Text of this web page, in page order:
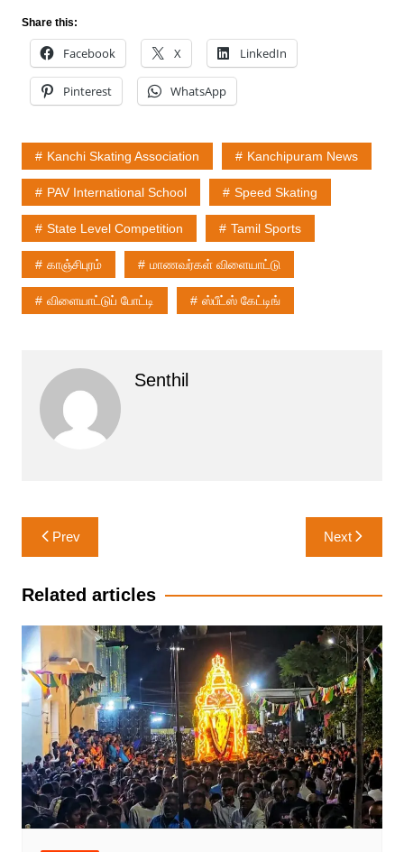
Share this:
Facebook X LinkedIn
Pinterest WhatsApp
Kanchi Skating Association Kanchipuram News
PAV International School Speed Skating
State Level Competition​ Tamil Sports
காஞ்சிபுரம் மாணவர்கள் விளையாட்டு
விளையாட்டுப் போட்டி ஸ்பீட்ஸ் கேட்டிங்
Senthil
Post
navigation
Prev Next
Related articles